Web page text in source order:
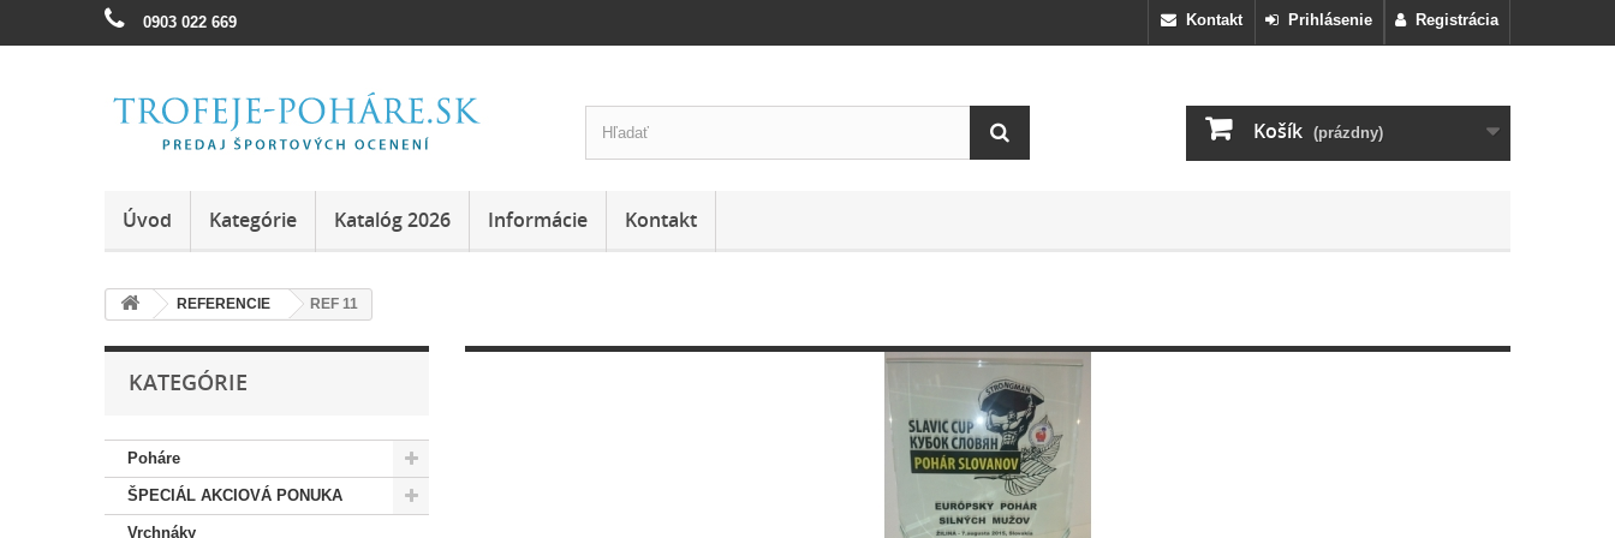
Registrácia
Prihlásenie
Kontakt
0903 022 669
Košík (prázdny)
Úvod Kategórie Katalóg 2026 Informácie Kontakt
REFERENCIE REF 11
KATEGÓRIE
Poháre
ŠPECIÁL AKCIOVÁ PONUKA
Vrchnáky